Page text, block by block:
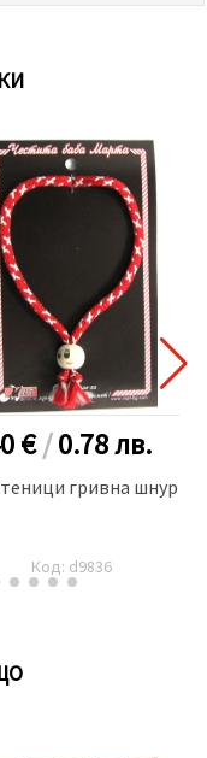
€/0.78лв.
гривна шнур
Код: d9836